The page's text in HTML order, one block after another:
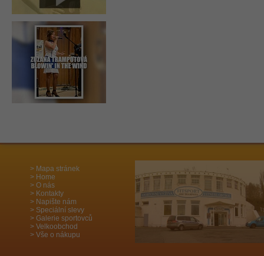
Mapa stránek
Home
O nás
Kontakty
Napište nám
Speciální slevy
Galerie sportovců
Velkoobchod
Vše o nákupu